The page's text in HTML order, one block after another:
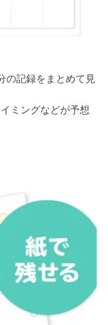
の記録をまとめて見
ミングなどが予想